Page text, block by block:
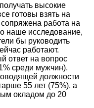
высокие
готовы взять на
сопряжена работа на
наше исследование,
бы руководить
работают.
ответ на вопрос
среди мужчин).
должности
55 лет (75%), а
окладом до 20